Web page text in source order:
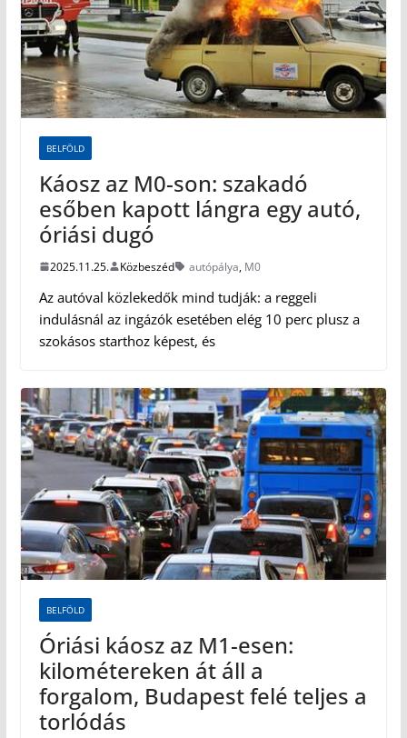
BELFÖLD
Káosz az M0-son: szakadó
esőben kapott lángra egy autó,
óriási dugó
2025.11.25. Közbeszéd autópálya, M0
Az autóval közlekedők mind tudják: a reggeli
indulásnál az ingázók esetében elég 10 perc plusz a
szokásos starthoz képest, és
BELFÖLD
Óriási káosz az M1-esen:
kilométereken át áll a
forgalom, Budapest felé teljes a
torlódás